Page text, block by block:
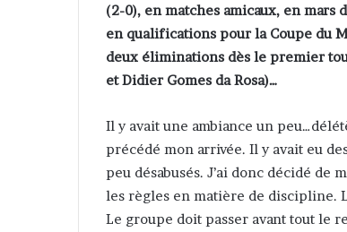
(2-0), en matches amicaux, en mars
en qualifications pour la Coupe du
deux éliminations dès le premier
et Didier Gomes da Rosa)…
Il y avait une ambiance un
précédé mon arrivée. Il y avait eu
peu désabusés. J’ai donc décidé de
les règles en matière de discipline.
Le groupe doit passer avant tout le